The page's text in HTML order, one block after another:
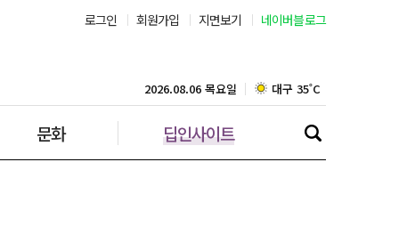
로그인 회원가입 지면보기 네이버블로그
문화 딥인사이트
2026.08.06 목요일 대구 35˚C
인천 30˚C